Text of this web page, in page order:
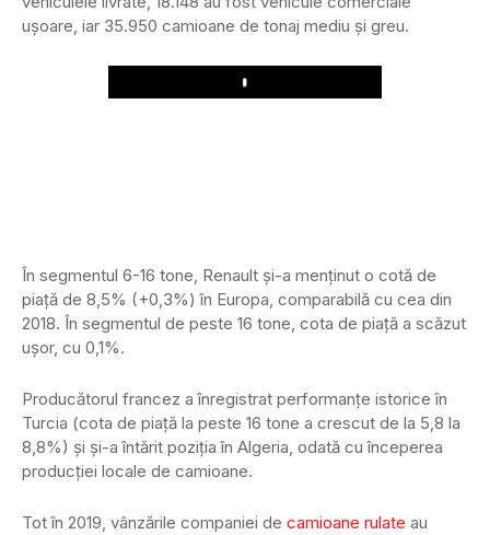
ușoare, iar 35.950 camioane de tonaj mediu și greu.
Play
În segmentul 6-16 tone, Renault și-a menținut o cotă de
piață de 8,5% (+0,3%) în Europa, comparabilă cu cea din
2018. În segmentul de peste 16 tone, cota de piață a scăzut
ușor, cu 0,1%.
Producătorul francez a înregistrat performanțe istorice în
Turcia (cota de piață la peste 16 tone a crescut de la 5,8 la
8,8%) și și-a întărit poziția în Algeria, odată cu începerea
producției locale de camioane.
Tot în 2019, vânzările companiei de camioane rulate au